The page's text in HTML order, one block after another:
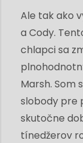
Ale tak ako
a Cody.
chlapci sa
Marsh. Som
slobody pre
skutočne
tínedžerov